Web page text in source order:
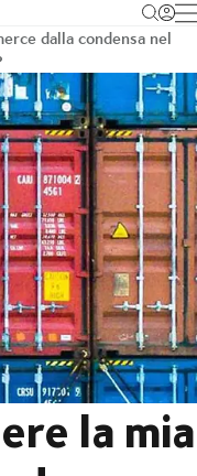
dalla condensa nel
la mia